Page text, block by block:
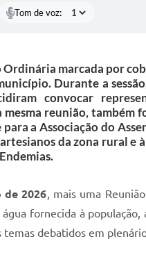
Tom de voz:
marcada por
Durante a
convocar
reunião,
a Associação do
da zona rural
de 2026, mais uma
fornecida à
temas debatidos em